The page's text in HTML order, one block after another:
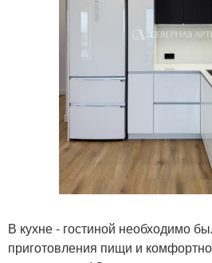
В кухне - гостиной необходимо
приготовления пищи и